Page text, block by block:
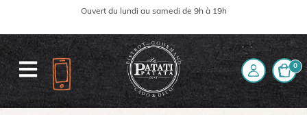
Ouvert du lundi au samedi de 9h à 19h
0